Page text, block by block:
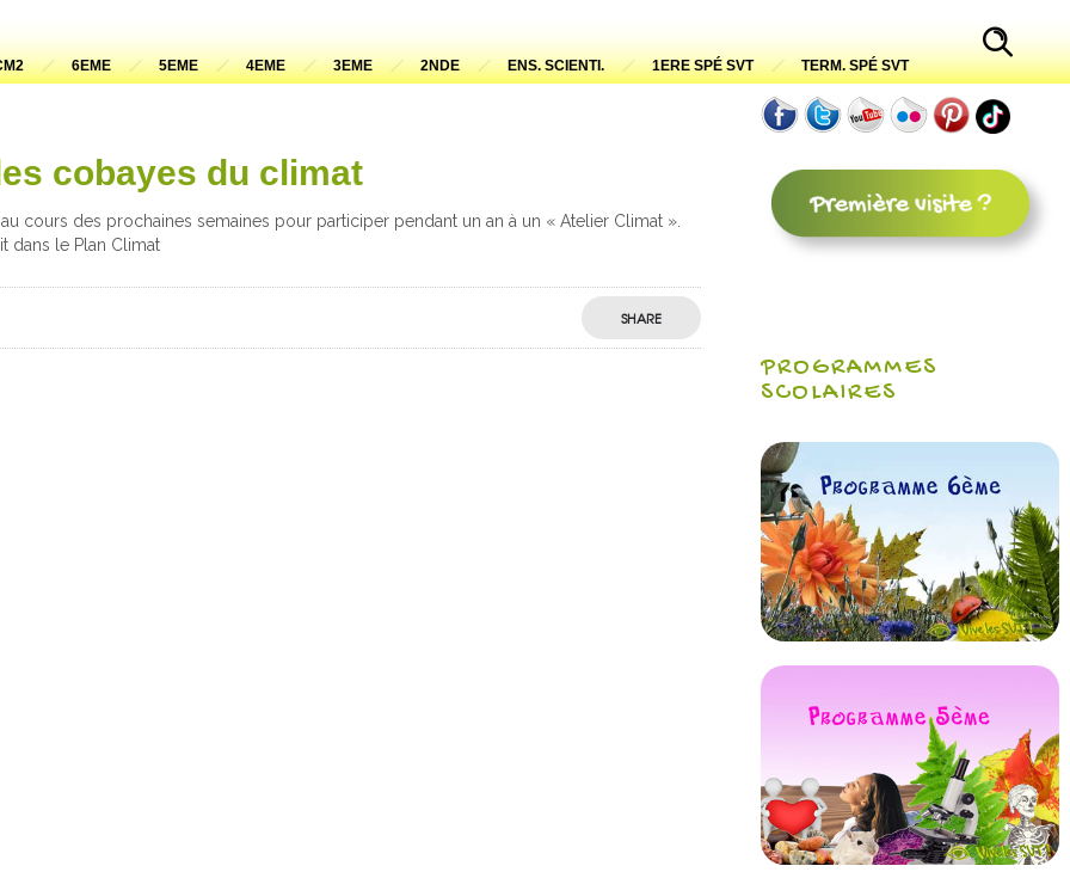
6EME 5EME 4EME 3EME 2NDE ENS. SCIENTI. 1ERE SPÉ SVT TERM. SPÉ SVT
cobayes du climat
cours des prochaines semaines pour participer pendant un an à un « Atelier Climat ».
dans le Plan Climat
SHARE
PROGRAMMES
SCOLAIRES